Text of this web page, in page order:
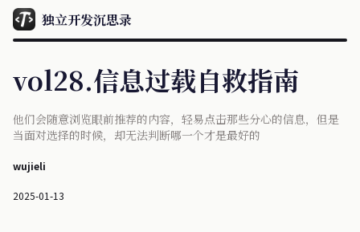
独立开发沉思录
vol28.信息过载自救指南
他们会随意浏览眼前推荐的内容，轻易点击那些分心的信息，但是
当面对选择的时候，却无法判断哪一个才是最好的
wujieli
2025-01-13